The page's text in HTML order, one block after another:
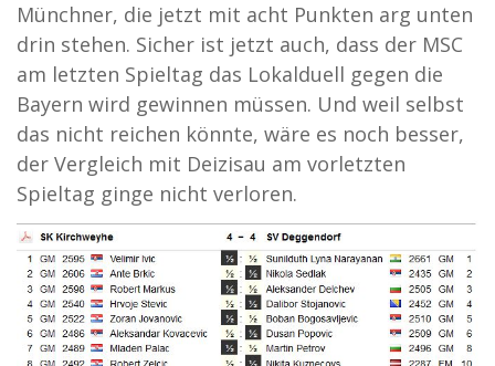
Münchner, die jetzt mit acht Punkten arg unten
drin stehen. Sicher ist jetzt auch, dass der MSC
am letzten Spieltag das Lokalduell gegen die
Bayern wird gewinnen müssen. Und weil selbst
das nicht reichen könnte, wäre es noch besser,
der Vergleich mit Deizisau am vorletzten
Spieltag ginge nicht verloren.